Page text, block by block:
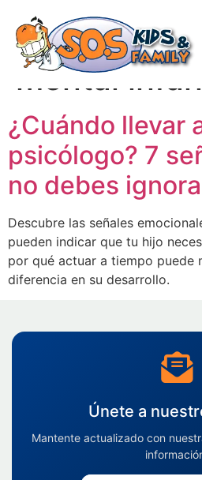
Etiquetas:
mental
¿Cuándo llevar
psicólogo? 7
no debes
Descubre las señales
pueden indicar que tu hijo
por qué actuar a tiempo puede
diferencia en su desarrollo.
Únete a
Mantente actualizado con